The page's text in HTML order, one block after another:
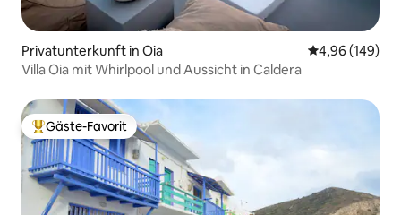
Privatunterkunft in Oia
4,96 (149)
Villa Oia mit Whirlpool und Aussicht in Caldera
Beliebter Gäste-Favorit.
Gäste-Favorit